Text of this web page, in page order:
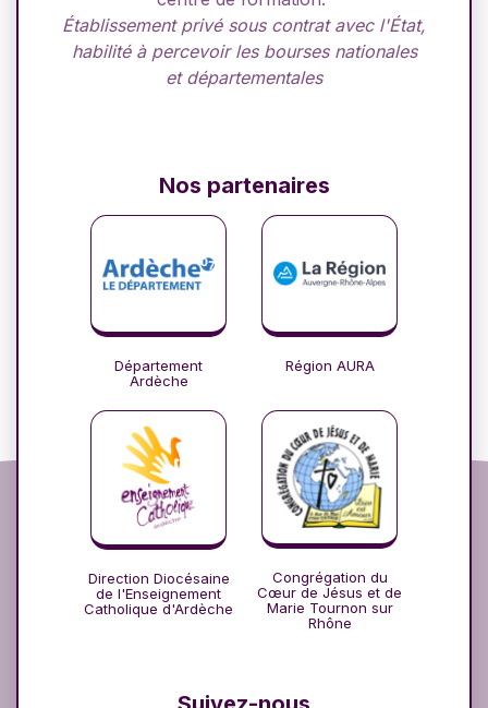
Établissement privé sous contrat avec l'État,
habilité à percevoir les bourses nationales
et départementales
Nos partenaires
Département
Ardèche
Région AURA
Direction Diocésaine
de l'Enseignement
Catholique d'Ardèche
Congrégation du
Cœur de Jésus et de
Marie Tournon sur
Rhône